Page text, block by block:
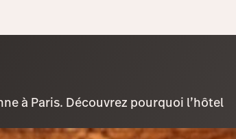
à Paris. Découvrez pourquoi l’hôtel